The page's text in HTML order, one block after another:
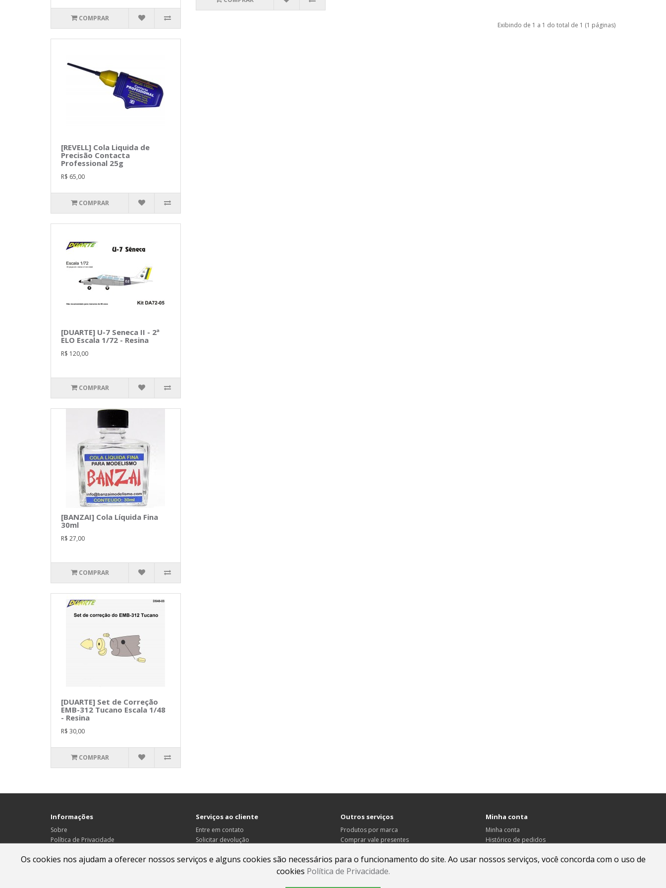
COMPRAR
[REVELL] Cola Liquida de
Precisão Contacta
Professional 25g
R$ 65,00
COMPRAR
[DUARTE] U-7 Seneca II - 2ª
ELO Escala 1/72 - Resina
R$ 120,00
COMPRAR
[BANZAI] Cola Líquida Fina
30ml
R$ 27,00
COMPRAR
[DUARTE] Set de Correção
EMB-312 Tucano Escala 1/48
- Resina
R$ 30,00
COMPRAR
Exibindo de 1 a 1 do total de 1 (1 páginas)
Os cookies nos ajudam a oferecer nossos serviços e alguns cookies são necessários para o funcionamento do site. Ao usar nossos serviços, você concorda com o uso de
cookies Política de Privacidade.
Informações
Sobre
Política de Privacidade
Política de Troca e Devolução
Serviços ao cliente
Entre em contato
Solicitar devolução
Outros serviços
Produtos por marca
Comprar vale presentes
Minha conta
Minha conta
Histórico de pedidos
Informativo